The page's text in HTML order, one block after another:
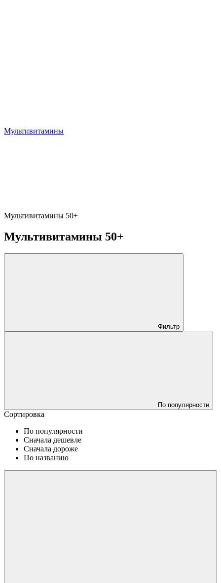
Мультивитамины
Мультивитамины 50+
Мультивитамины 50+
Фильтр
По популярности
Сортировка
По популярности
Сначала дешевле
Сначала дороже
По названию